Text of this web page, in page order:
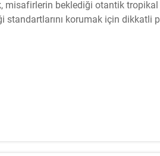
misafirlerin beklediği otantik
standartlarını korumak için dikkatli